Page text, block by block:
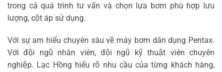
trong cả quá trình tư vấn và chọn lựa bơm phù hợp lưu
lượng, cột áp sử dụng.
Với sự am hiểu chuyên sâu về máy bơm dân dụng Pentax.
Với đội ngũ nhân viên, đội ngũ kỹ thuật viên chuyên
nghiệp. Lạc Hồng hiểu rõ nhu cầu của từng khách hàng,